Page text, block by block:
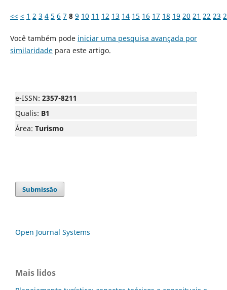
<< < 1 2 3 4 5 6 7 8 9 10 11 12 13 14 15 16 17 18 19 20 21 22 23
Você também pode iniciar uma pesquisa avançada por
similaridadepara este artigo.
e-ISSN: 2357-8211
Qualis: B1
Área: Turismo
Submissão
Open Journal Systems
Mais lidos